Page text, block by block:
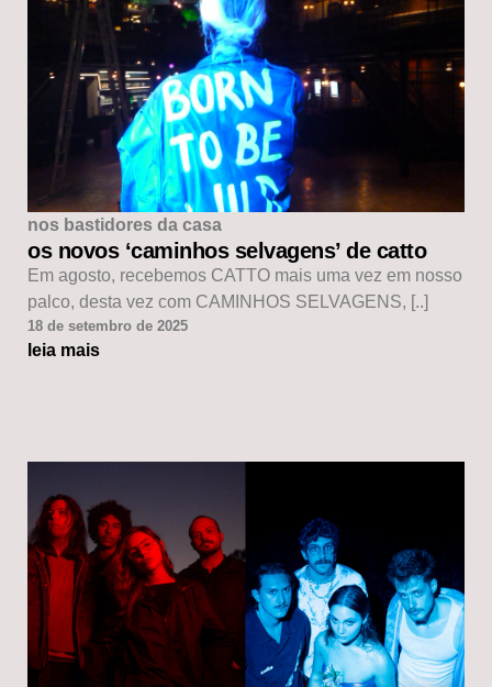
nos bastidores da casa
os novos ‘caminhos selvagens’ de catto
Em agosto, recebemos CATTO mais uma vez em nosso
palco, desta vez com CAMINHOS SELVAGENS, [..]
18 de setembro de 2025
leia mais